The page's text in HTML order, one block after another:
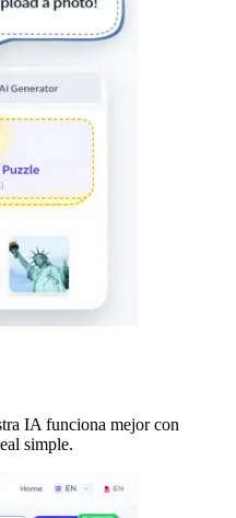
IA funciona mejor con
simple.